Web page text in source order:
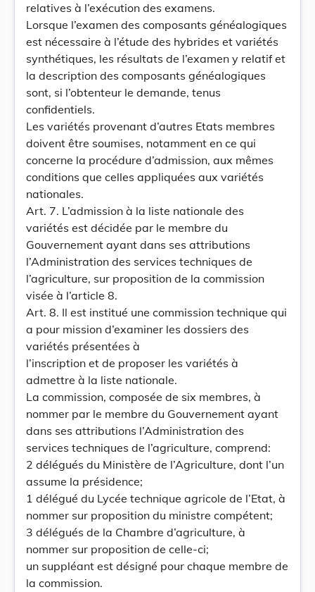
relatives à l’exécution des examens.
Lorsque l’examen des composants généalogiques
est nécessaire à l’étude des hybrides et variétés
synthétiques, les résultats de l’examen y relatif et
la description des composants généalogiques
sont, si l’obtenteur le demande, tenus
confidentiels.
Les variétés provenant d’autres Etats membres
doivent être soumises, notamment en ce qui
concerne la procédure d’admission, aux mêmes
conditions que celles appliquées aux variétés
nationales.
Art. 7. L’admission à la liste nationale des
variétés est décidée par le membre du
Gouvernement ayant dans ses attributions
l’Administration des services techniques de
l’agriculture, sur proposition de la commission
visée à l’article 8.
Art. 8. Il est institué une commission technique qui
a pour mission d’examiner les dossiers des
variétés présentées à
l’inscription et de proposer les variétés à
admettre à la liste nationale.
La commission, composée de six membres, à
nommer par le membre du Gouvernement ayant
dans ses attributions l’Administration des
services techniques de l’agriculture, comprend:
2 délégués du Ministère de l’Agriculture, dont l’un
assume la présidence;
1 délégué du Lycée technique agricole de l’Etat, à
nommer sur proposition du ministre compétent;
3 délégués de la Chambre d’agriculture, à
nommer sur proposition de celle-ci;
un suppléant est désigné pour chaque membre de
la commission.